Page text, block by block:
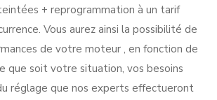
+ reprogrammation à un tarif
Vous aurez ainsi la possibilité de
de votre moteur , en fonction de
que soit votre situation, vos besoins
réglage que nos experts effectueront